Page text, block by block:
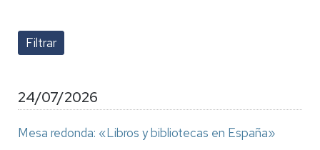
24/07/2026
Mesa redonda: «Libros y bibliotecas en España»